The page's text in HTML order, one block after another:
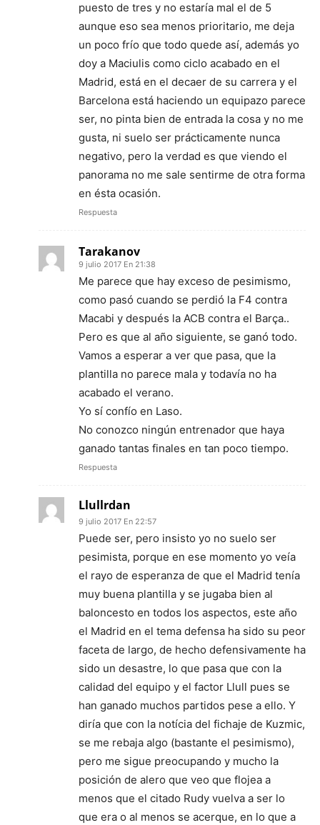
puesto de tres y no estaría mal el de 5
aunque eso sea menos prioritario, me deja
un poco frío que todo quede así, además yo
doy a Maciulis como ciclo acabado en el
Madrid, está en el decaer de su carrera y el
Barcelona está haciendo un equipazo parece
ser, no pinta bien de entrada la cosa y no me
gusta, ni suelo ser prácticamente nunca
negativo, pero la verdad es que viendo el
panorama no me sale sentirme de otra forma
en ésta ocasión.
Respuesta
Tarakanov
9 julio 2017 En 21:38
Me parece que hay exceso de pesimismo,
como pasó cuando se perdió la F4 contra
Macabi y después la ACB contra el Barça..
Pero es que al año siguiente, se ganó todo.
Vamos a esperar a ver que pasa, que la
plantilla no parece mala y todavía no ha
acabado el verano.
Yo sí confío en Laso.
No conozco ningún entrenador que haya
ganado tantas finales en tan poco tiempo.
Respuesta
Llullrdan
9 julio 2017 En 22:57
Puede ser, pero insisto yo no suelo ser
pesimista, porque en ese momento yo veía
el rayo de esperanza de que el Madrid tenía
muy buena plantilla y se jugaba bien al
baloncesto en todos los aspectos, este año
el Madrid en el tema defensa ha sido su peor
faceta de largo, de hecho defensivamente ha
sido un desastre, lo que pasa que con la
calidad del equipo y el factor Llull pues se
han ganado muchos partidos pese a ello. Y
diría que con la notícia del fichaje de Kuzmic,
se me rebaja algo (bastante el pesimismo),
pero me sigue preocupando y mucho la
posición de alero que veo que flojea a
menos que el citado Rudy vuelva a ser lo
que era o al menos se acerque, en lo que a